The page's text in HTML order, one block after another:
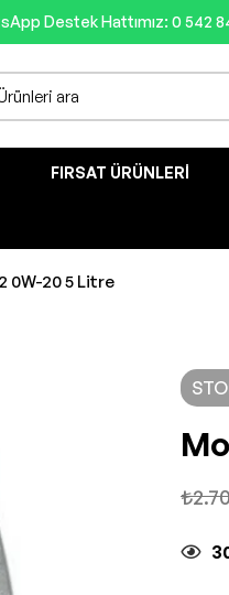
Destek Hattımız: 0 542
FIRSAT ÜRÜNLERI
0W-20 5 Litre
₺